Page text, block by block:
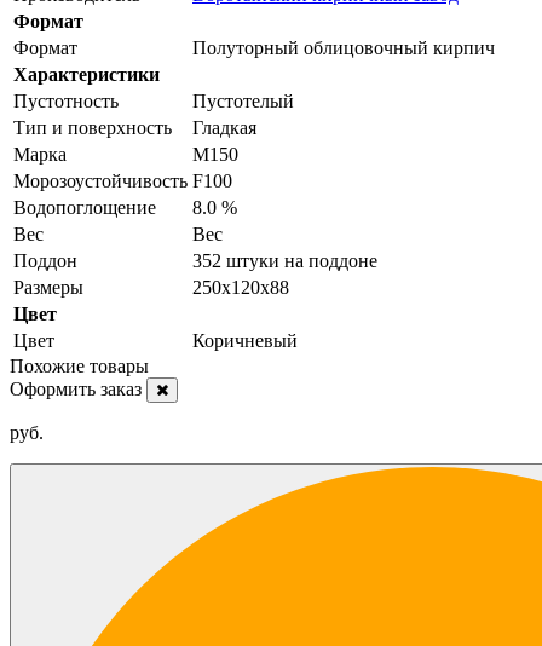
Формат
Формат
Полуторный облицовочный кирпич
Характеристики
Пустотность
Пустотелый
Тип и поверхность
Гладкая
Марка
М150
Морозоустойчивость F100
Водопоглощение
8.0 %
Вес
Вес
Поддон
352 штуки на поддоне
Размеры
250х120х88
Цвет
Цвет
Коричневый
Похожие товары
Оформить заказ
руб.